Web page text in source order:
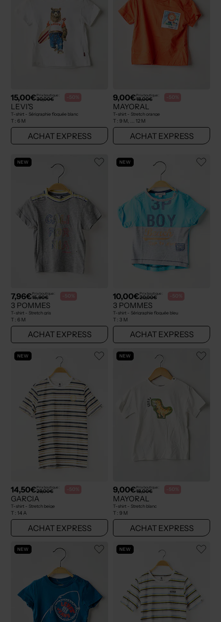
15,00€Prix boutique :
30,00€ -50%
LEVI'S
T-shirt - Sérigraphie floquée blanc
T : 6 M
ACHAT EXPRESS
9,00€Prix boutique :
18,00€ -50%
MAYORAL
T-shirt - Stretch orange
T : 9 M, ... 12 M
ACHAT EXPRESS
NEW
7,96€Prix boutique :
15,90€ -50%
3 POMMES
T-shirt - Stretch gris
T : 6 M
ACHAT EXPRESS
NEW
10,00€Prix boutique :
20,00€ -50%
3 POMMES
T-shirt - Sérigraphie floquée bleu
T : 3 M
ACHAT EXPRESS
NEW
14,50€Prix boutique :
29,00€ -50%
GARCIA
T-shirt - Stretch beige
T : 14 A
ACHAT EXPRESS
NEW
9,00€Prix boutique :
18,00€ -50%
MAYORAL
T-shirt - Stretch blanc
T : 9 M
ACHAT EXPRESS
NEW NEW